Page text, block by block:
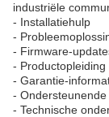
industriële
- Installatiehulp
-
- Firmware-
-
- Garantie-
-
- Technische